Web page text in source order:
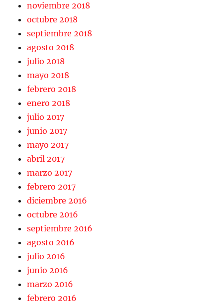
noviembre 2018
octubre 2018
septiembre 2018
agosto 2018
julio 2018
mayo 2018
febrero 2018
enero 2018
julio 2017
junio 2017
mayo 2017
abril 2017
marzo 2017
febrero 2017
diciembre 2016
octubre 2016
septiembre 2016
agosto 2016
julio 2016
junio 2016
marzo 2016
febrero 2016